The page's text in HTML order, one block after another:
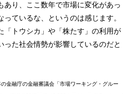
あり、ここ数年で市場に変化があっ
っているな、というのは感じます。
「トウシカ」や「株たす」の利用が
った社会情勢が影響しているのだと
金融庁の金融審議会「市場ワーキング・グルー